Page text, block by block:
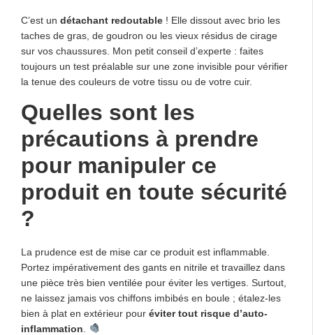
C’est un détachant redoutable ! Elle dissout avec brio les
taches de gras, de goudron ou les vieux résidus de cirage
sur vos chaussures. Mon petit conseil d’experte : faites
toujours un test préalable sur une zone invisible pour vérifier
la tenue des couleurs de votre tissu ou de votre cuir.
Quelles sont les
précautions à prendre
pour manipuler ce
produit en toute sécurité
?
La prudence est de mise car ce produit est inflammable.
Portez impérativement des gants en nitrile et travaillez dans
une pièce très bien ventilée pour éviter les vertiges. Surtout,
ne laissez jamais vos chiffons imbibés en boule ; étalez-les
bien à plat en extérieur pour éviter tout risque d’auto-
inflammation